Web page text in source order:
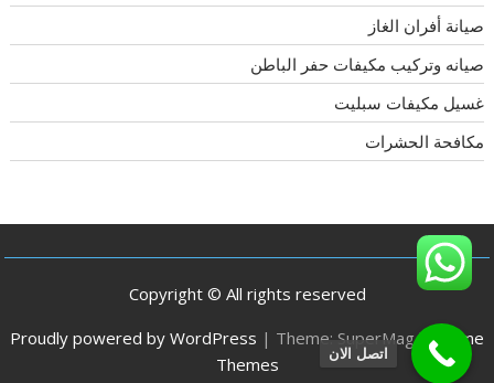
صيانة أفران الغاز
صيانه وتركيب مكيفات حفر الباطن
غسيل مكيفات سبليت
مكافحة الحشرات
Copyright © All rights reserved
Proudly powered by WordPress | Theme: SuperMag by
Acme
Themes
اتصل الان